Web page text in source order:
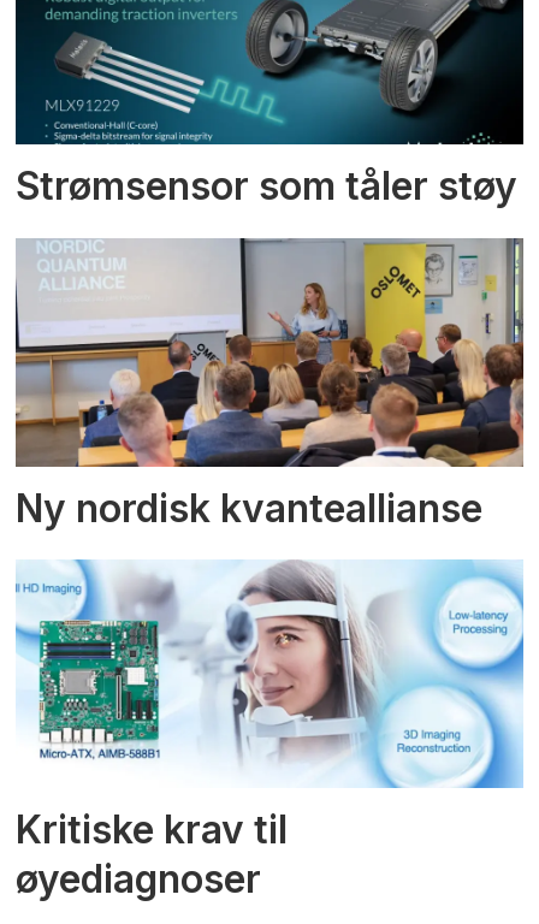
Strømsensor som tåler støy
Ny nordisk kvanteallianse
Kritiske krav til
øyediagnoser